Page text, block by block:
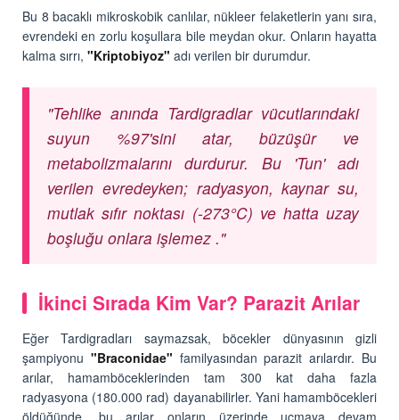
Bu 8 bacaklı mikroskobik canlılar, nükleer felaketlerin yanı sıra,
evrendeki en zorlu koşullara bile meydan okur. Onların hayatta
kalma sırrı, "Kriptobiyoz" adı verilen bir durumdur.
"Tehlike anında Tardigradlar vücutlarındaki
suyun %97'sini atar, büzüşür ve
metabolizmalarını durdurur. Bu 'Tun' adı
verilen evredeyken; radyasyon, kaynar su,
mutlak sıfır noktası (-273°C) ve hatta uzay
boşluğu onlara işlemez ."
İkinci Sırada Kim Var? Parazit Arılar
Eğer Tardigradları saymazsak, böcekler dünyasının gizli
şampiyonu "Braconidae" familyasından parazit arılardır. Bu
arılar, hamamböceklerinden tam 300 kat daha fazla
radyasyona (180.000 rad) dayanabilirler. Yani hamamböcekleri
öldüğünde, bu arılar onların üzerinde uçmaya devam